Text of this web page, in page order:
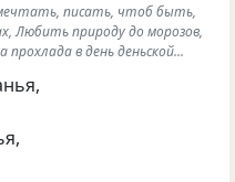
писать, чтоб быть,
Любить природу до морозов,
в день деньской...